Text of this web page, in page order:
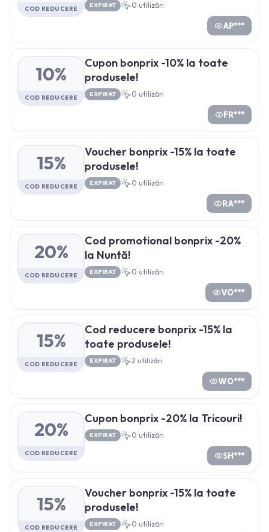
COD REDUCERE EXPIRAT 0 utilizări
AP***
10%
COD REDUCERE
Cupon bonprix -10% la toate
produsele!
EXPIRAT 0 utilizări
FR***
15%
COD REDUCERE
Voucher bonprix -15% la toate
produsele!
EXPIRAT 0 utilizări
RA***
20%
COD REDUCERE
Cod promotional bonprix -20%
la Nuntă!
EXPIRAT 0 utilizări
VO***
15%
COD REDUCERE
Cod reducere bonprix -15% la
toate produsele!
EXPIRAT 2 utilizări
WO***
20%
COD REDUCERE
Cupon bonprix -20% la Tricouri!
EXPIRAT 0 utilizări
SH***
15%
COD REDUCERE
Voucher bonprix -15% la toate
produsele!
EXPIRAT 0 utilizări